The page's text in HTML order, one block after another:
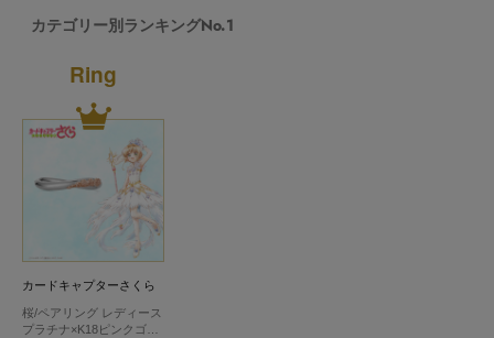
カテゴリー別ランキングNo.1
Ring
カードキャプターさくら
桜/ペアリング レディース
プラチナ×K18ピンクゴー